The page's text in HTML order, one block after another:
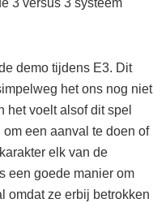
3 versus 3 systeem
demo tijdens E3. Dit
het ons nog niet
het voelt alsof dit spel
een aanval te doen of
elk van de
een goede manier om
omdat ze erbij betrokken